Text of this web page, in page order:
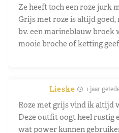
Ze heeft toch een roze jurk
Grijs met roze is altijd
bv. een marineblauw broek
mooie broche of ketting
Lieske 1 jaar
Roze met grijs vind ik altijd
Deze outfit oogt heel rustig
wat power kunnen